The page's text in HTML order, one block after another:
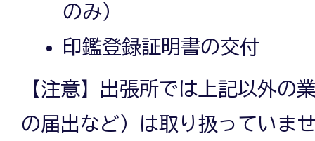
のみ）
印鑑登録証明書の交付
【注意】出張所では上記以外の
の届出など）は取り扱っていま